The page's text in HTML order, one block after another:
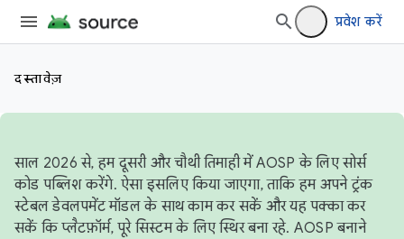
प्रवेश करें
दस्तावेज़
साल 2026 से, हम दूसरी और चौथी तिमाही में AOSP के लिए सोर्स
कोड पब्लिश करेंगे. ऐसा इसलिए किया जाएगा, ताकि हम अपने ट्रंक
स्टेबल डेवलपमेंट मॉडल के साथ काम कर सकें और यह पक्का कर
सकें कि प्लैटफ़ॉर्म, पूरे सिस्टम के लिए स्थिर बना रहे. AOSP बनाने